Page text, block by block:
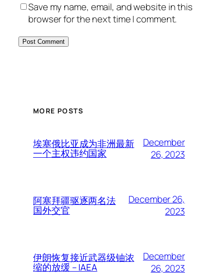
Save my name, email, and website in this
browser for the next time I comment.
MORE POSTS
埃塞俄比亚成为非洲最新
一个主权违约国家
December
26, 2023
阿塞拜疆驱逐两名法
国外交官
December 26,
2023
伊朗恢复接近武器级铀浓
缩的放缓 – IAEA
December
26, 2023